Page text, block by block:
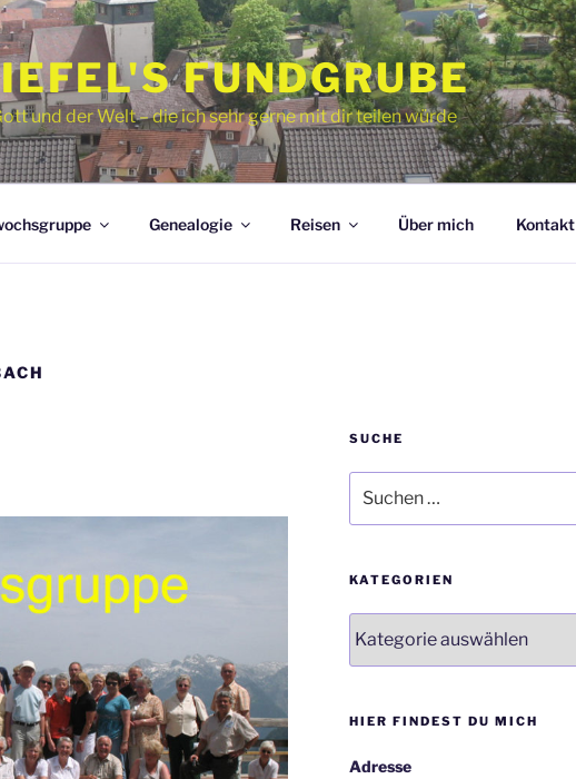
FUNDGRUBE
und der Welt – die ich sehr gerne mit dir teilen würde
Genealogie Reisen Über mich Kontakt
SUCHE
nach:
KATEGORIEN
HIER FINDEST DU MICH
Adresse